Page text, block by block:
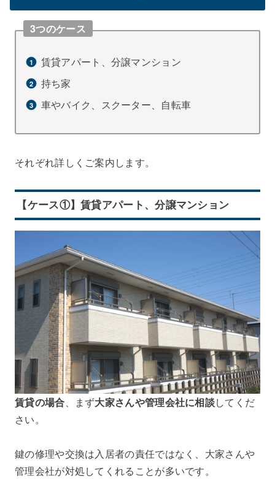
3つのケース
賃貸アパート、分譲マンション
持ち家
車やバイク、スクーター、自転車
それぞれ詳しくご案内します。
【ケース①】賃貸アパート、分譲マンション
賃貸の場合、まず大家さんや管理会社に相談してくだ
さい。
鍵の修理や交換は入居者の責任ではなく、大家さんや
管理会社が対処してくれることが多いです。